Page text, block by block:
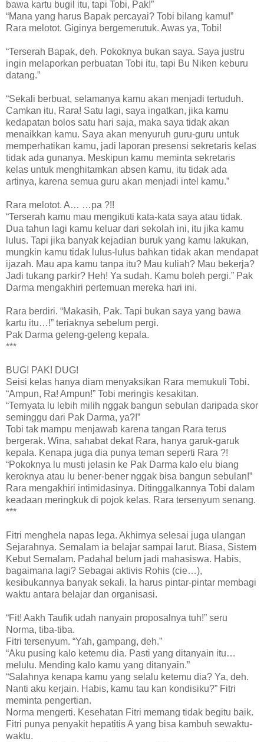
bawa kartu bugil itu, tapi Tobi, Pak!”
“Mana yang harus Bapak percayai? Tobi bilang kamu!”
Rara melotot. Giginya bergemerutuk. Awas ya, Tobi!
“Terserah Bapak, deh. Pokoknya bukan saya. Saya justru
ingin melaporkan perbuatan Tobi itu, tapi Bu Niken keburu
datang.”
“Sekali berbuat, selamanya kamu akan menjadi tertuduh.
Camkan itu, Rara! Satu lagi, saya ingatkan, jika kamu
kedapatan bolos satu hari saja, maka saya tidak akan
menaikkan kamu. Saya akan menyuruh guru-guru untuk
memperhatikan kamu, jadi laporan presensi sekretaris kelas
tidak ada gunanya. Meskipun kamu meminta sekretaris
kelas untuk menghitamkan absen kamu, itu tidak ada
artinya, karena semua guru akan menjadi intel kamu.”
Rara melotot. A… …pa ?!!
“Terserah kamu mau mengikuti kata-kata saya atau tidak.
Dua tahun lagi kamu keluar dari sekolah ini, itu jika kamu
lulus. Tapi jika banyak kejadian buruk yang kamu lakukan,
mungkin kamu tidak lulus-lulus bahkan tidak akan mendapat
ijazah. Mau apa kamu tanpa itu? Mau kuliah? Mau bekerja?
Jadi tukang parkir? Heh! Ya sudah. Kamu boleh pergi.” Pak
Darma mengakhiri pertemuan mereka hari ini.
Rara berdiri. “Makasih, Pak. Tapi bukan saya yang bawa
kartu itu…!” teriaknya sebelum pergi.
Pak Darma geleng-geleng kepala.
***
BUG! PAK! DUG!
Seisi kelas hanya diam menyaksikan Rara memukuli Tobi.
“Ampun, Ra! Ampun!” Tobi meringis kesakitan.
“Ternyata lu lebih milih nggak bangun sebulan daripada skor
seminggu dari Pak Darma, ya?!”
Tobi tak mampu menjawab karena tangan Rara terus
bergerak. Wina, sahabat dekat Rara, hanya garuk-garuk
kepala. Kenapa juga dia punya teman seperti Rara ?!
“Pokoknya lu musti jelasin ke Pak Darma kalo elu biang
keroknya atau lu bener-bener nggak bisa bangun sebulan!”
Rara mengakhiri intimidasinya. Ditinggalkannya Tobi dalam
keadaan meringkuk di pojok kelas. Rara tersenyum senang.
***
Fitri menghela napas lega. Akhirnya selesai juga ulangan
Sejarahnya. Semalam ia belajar sampai larut. Biasa, Sistem
Kebut Semalam. Padahal belum jadi mahasiswa. Habis,
bagaimana lagi? Sebagai aktivis Rohis (cie…),
kesibukannya banyak sekali. Ia harus pintar-pintar membagi
waktu antara belajar dan organisasi.
“Fit! Aakh Taufik udah nanyain proposalnya tuh!” seru
Norma, tiba-tiba.
Fitri tersenyum. “Yah, gampang, deh.”
“Aku pusing kalo ketemu dia. Pasti yang ditanyain itu…
melulu. Mending kalo kamu yang ditanyain.”
“Salahnya kenapa kamu yang selalu ketemu dia? Ya, deh.
Nanti aku kerjain. Habis, kamu tau kan kondisiku?” Fitri
meminta pengertian.
Norma mengerti. Kesehatan Fitri memang tidak begitu baik.
Fitri punya penyakit hepatitis A yang bisa kambuh sewaktu-
waktu.